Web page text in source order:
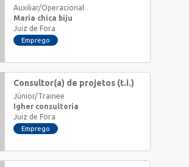
Auxiliar/Operacional
Maria chica biju
Juiz de Fora
Emprego
Consultor(a) de projetos (t.i.)
Júnior/Trainee
Igher consultoria
Juiz de Fora
Emprego